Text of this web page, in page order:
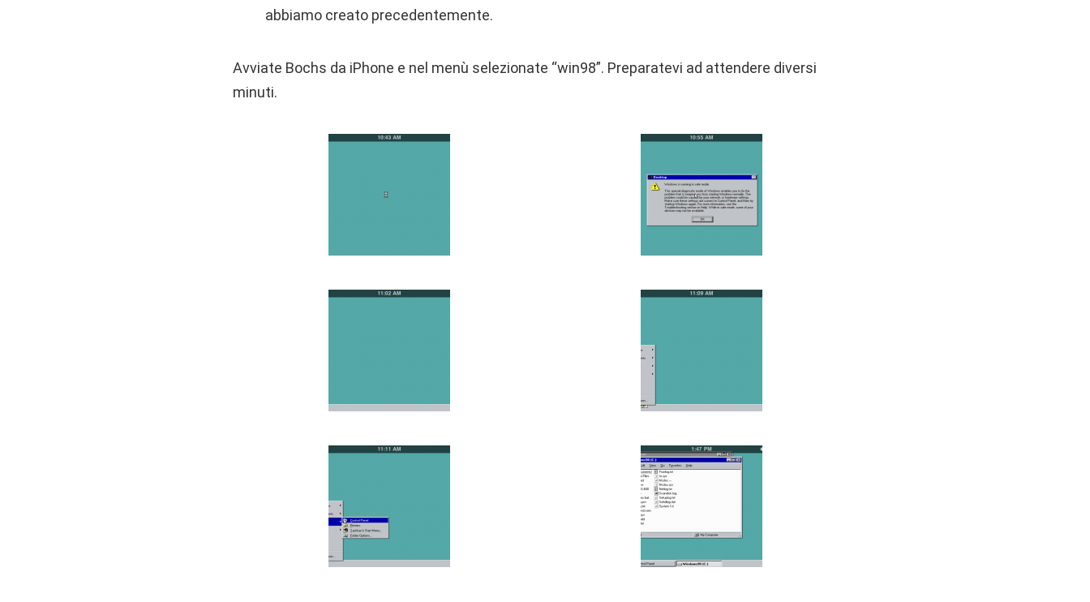
abbiamo creato precedentemente.
Avviate Bochs da iPhone e nel menù selezionate “win98”. Preparatevi ad attendere diversi
minuti.